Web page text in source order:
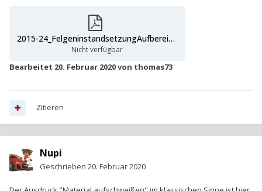
2015-24_FelgeninstandsetzungAufbereitung(1).pdf
Nicht verfügbar
Bearbeitet 20. Februar 2020von thomas73
Zitieren
Nupi
Geschrieben 20. Februar 2020